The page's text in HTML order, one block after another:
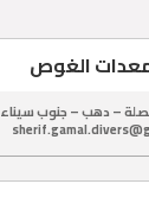
الغوص
– دهب – جنوب سيناء